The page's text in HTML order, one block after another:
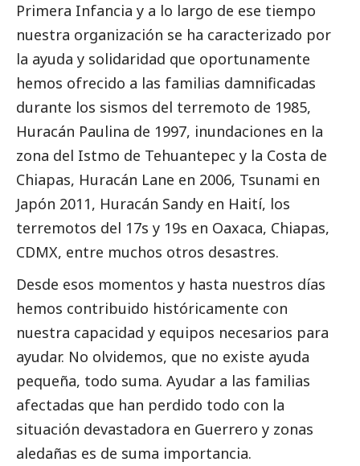
Primera Infancia y a lo largo de ese tiempo
nuestra organización se ha caracterizado por
la ayuda y solidaridad que oportunamente
hemos ofrecido a las familias damnificadas
durante los sismos del terremoto de 1985,
Huracán Paulina de 1997, inundaciones en la
zona del Istmo de Tehuantepec y la Costa de
Chiapas, Huracán Lane en 2006, Tsunami en
Japón 2011, Huracán Sandy en Haití, los
terremotos del 17s y 19s en Oaxaca, Chiapas,
CDMX, entre muchos otros desastres.
Desde esos momentos y hasta nuestros días
hemos contribuido históricamente con
nuestra capacidad y equipos necesarios para
ayudar. No olvidemos, que no existe ayuda
pequeña, todo suma. Ayudar a las familias
afectadas que han perdido todo con la
situación devastadora en Guerrero y zonas
aledañas es de suma importancia.